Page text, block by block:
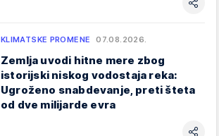
KLIMATSKE PROMENE 07.08.2026.
Zemlja uvodi hitne mere zbog
istorijski niskog vodostaja reka:
Ugroženo snabdevanje, preti šteta
od dve milijarde evra